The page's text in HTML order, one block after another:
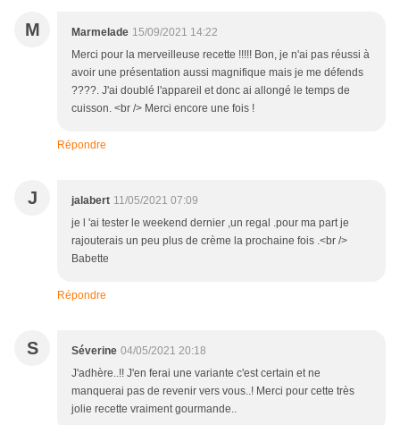
M Marmelade 15/09/2021 14:22
Merci pour la merveilleuse recette !!!!! Bon, je n'ai pas réussi à
avoir une présentation aussi magnifique mais je me défends
????. J'ai doublé l'appareil et donc ai allongé le temps de
cuisson. <br /> Merci encore une fois !
Répondre
J jalabert 11/05/2021 07:09
je l 'ai tester le weekend dernier ,un regal .pour ma part je
rajouterais un peu plus de crème la prochaine fois .<br />
Babette
Répondre
S Séverine 04/05/2021 20:18
J'adhère..!! J'en ferai une variante c'est certain et ne
manquerai pas de revenir vers vous..! Merci pour cette très
jolie recette vraiment gourmande..